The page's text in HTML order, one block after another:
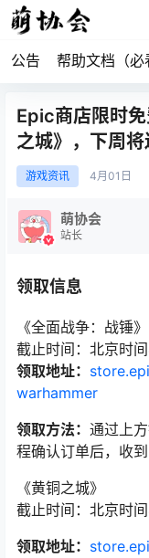
公告 帮助文档（必
Epic商店限时
之城》，下周
游戏资讯 4月 01日
萌协会
站长
领取信息
《全面战争：战锤》
截止时间：北京时
领取地址：
warhammer
领取方法： 通过上
程确认订单后，收
《黄铜之城》
截止时间：北京时
领取地址：